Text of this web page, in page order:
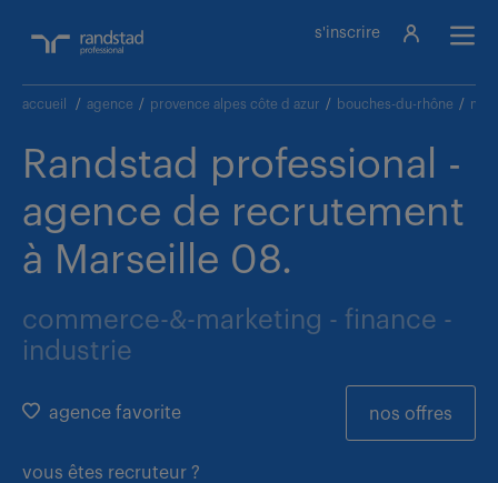
s'inscrire
accueil / agence / provence alpes côte d azur / bouches-du-rhône /
Randstad professional -
agence de recrutement
à Marseille 08.
commerce-&-marketing - finance -
industrie
nos offres
agence favorite
vous êtes recruteur ?